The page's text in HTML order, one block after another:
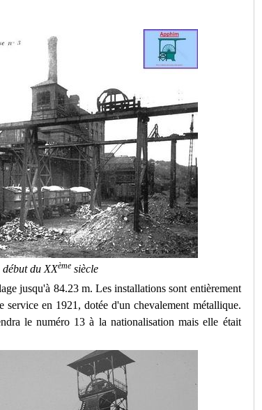
début du XXèmesiècle
jusqu'à 84.23 m. Les installations sont entièrement
service en 1921, dotée d'un chevalement métallique.
le numéro 13 à la nationalisation mais elle était